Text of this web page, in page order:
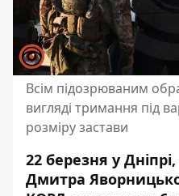
Всім підозрюваним
вигляді тримання під
розміру застави
22 березня у
Дмитра